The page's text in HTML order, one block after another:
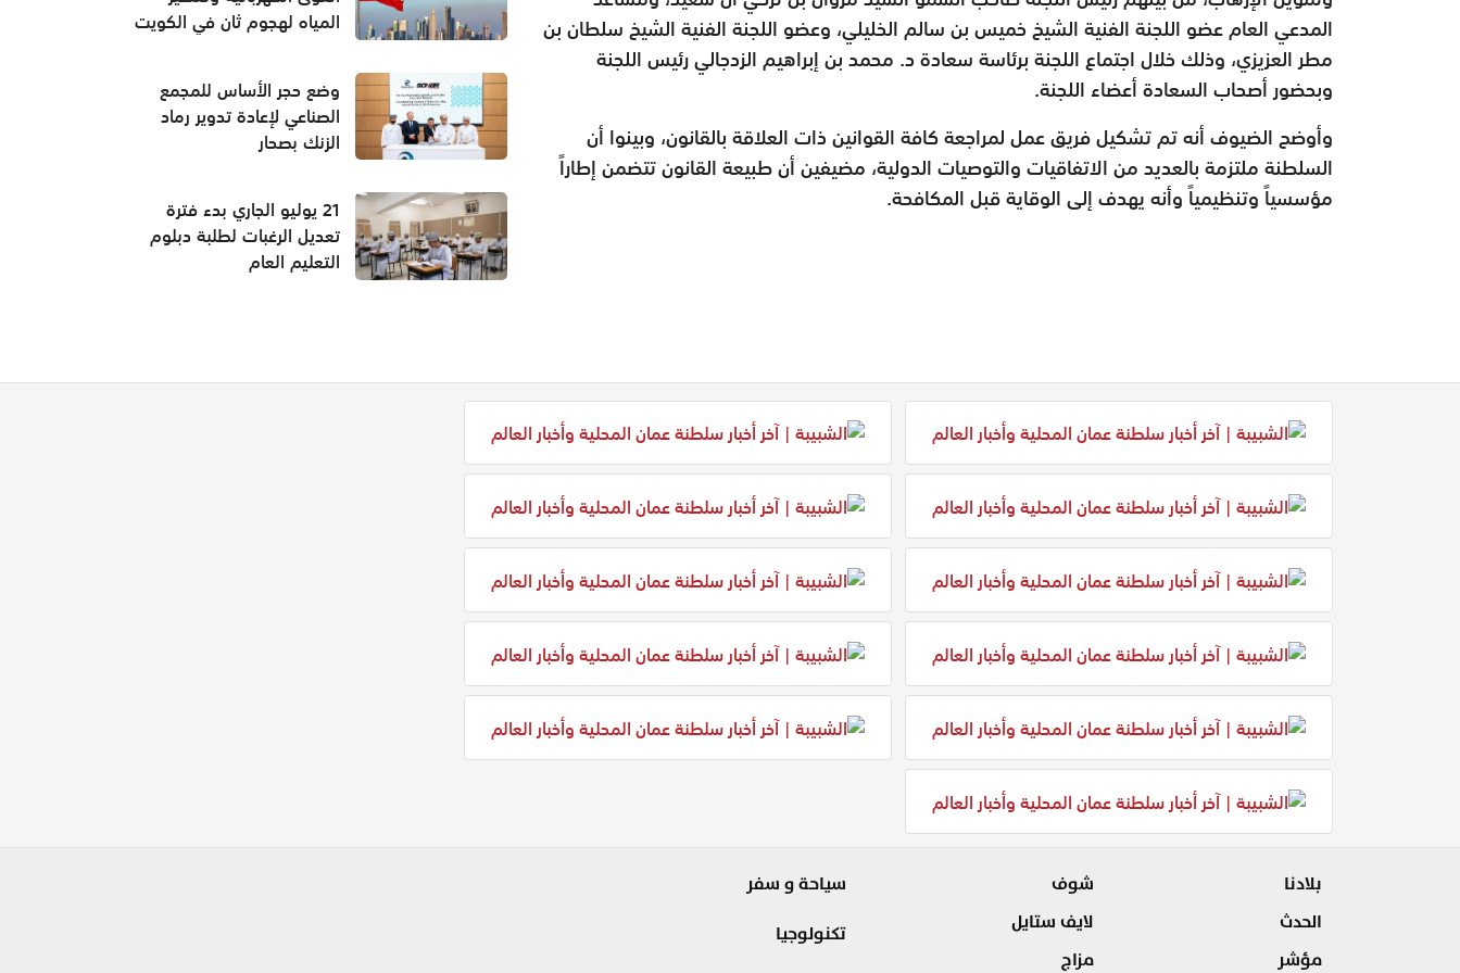
المدعي العام عضو اللجنة الفنية الشيخ خميس بن سالم الخليلي، وعضو اللجنة الفنية الشيخ سلطان بن
مطر العزيزي، وذلك خلال اجتماع اللجنة برئاسة سعادة د. محمد بن إبراهيم الزدجالي رئيس اللجنة
وبحضور أصحاب السعادة أعضاء اللجنة.
وأوضح الضيوف أنه تم تشكيل فريق عمل لمراجعة كافة القوانين ذات العلاقة بالقانون، وبينوا أن
السلطنة ملتزمة بالعديد من الاتفاقيات والتوصيات الدولية، مضيفين أن طبيعة القانون تتضمن إطاراً
مؤسسياً وتنظيمياً وأنه يهدف إلى الوقاية قبل المكافحة.
المياه لهجوم ثان في الكويت
وضع حجر الأساس للمجمع
الصناعي لإعادة تدوير رماد
الزنك بصحار
21 يوليو الجاري بدء فترة
تعديل الرغبات لطلبة دبلوم
التعليم العام
بلادنا
الحدث
مؤشر
شوف
لايف ستايل
مزاج
سياحة و سفر
تكنولوجيا